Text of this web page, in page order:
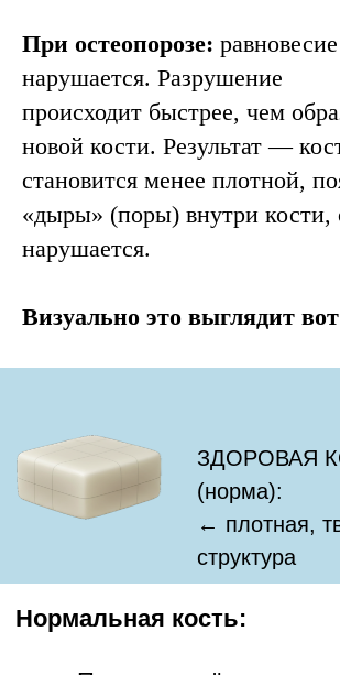
При остеопорозе: равновесие
нарушается. Разрушение
происходит быстрее, чем
новой кости. Результат —
становится менее плотной,
«дыры» (поры) внутри кости,
нарушается.
Визуально это выглядит